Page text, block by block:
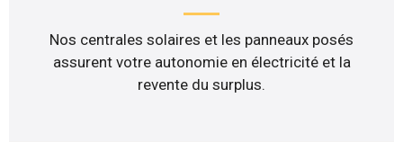
Nos centrales solaires et les panneaux posés
assurent votre autonomie en électricité et la
revente du surplus.